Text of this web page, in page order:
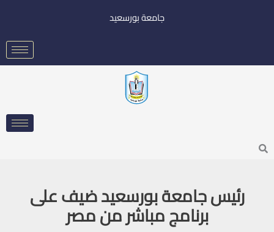
جامعة بورسعيد
Search
رئيس جامعة بورسعيد ضيف على
برنامج مباشر من مصر